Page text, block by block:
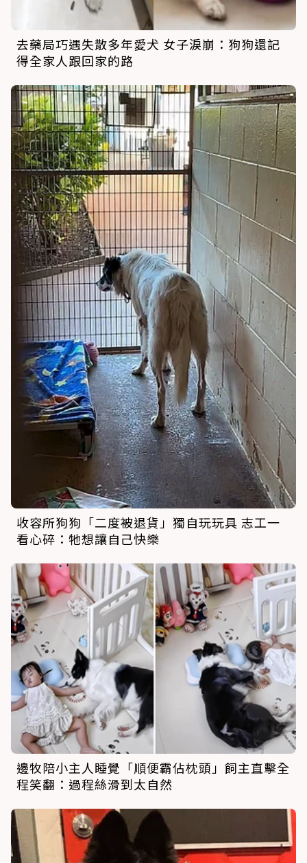
去藥局巧遇失散多年愛犬 女子淚崩：狗狗還記
得全家人跟回家的路
收容所狗狗「二度被退貨」獨自玩玩具 志工一
看心碎：牠想讓自己快樂
邊牧陪小主人睡覺「順便霸佔枕頭」飼主直擊全
程笑翻：過程絲滑到太自然